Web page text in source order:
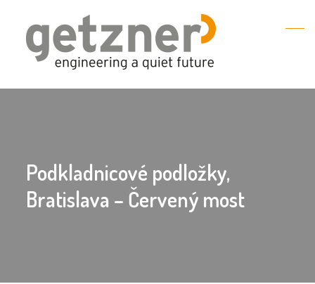
Podkladnicové podložky,
Bratislava – Červený most